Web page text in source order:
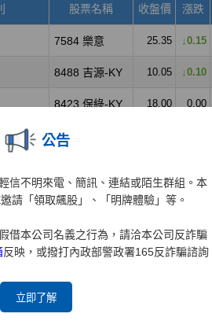
公告
信不明來電、簡訊、連結或陌生群組。本
請「領取飆股」、「明牌體驗」等。
借本公司名義之行為，請洽本公司反詐騙
反映，或撥打內政部警政署165反詐騙諮詢
立即了解